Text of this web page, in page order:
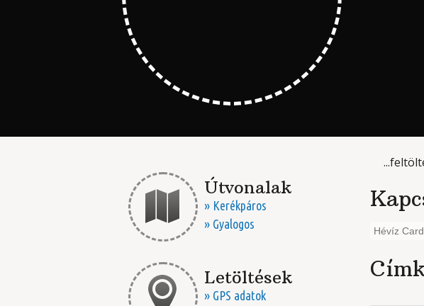
Útvonalak
» Kerékpáros
» Gyalogos
Letöltések
» GPS adatok
Hévíz